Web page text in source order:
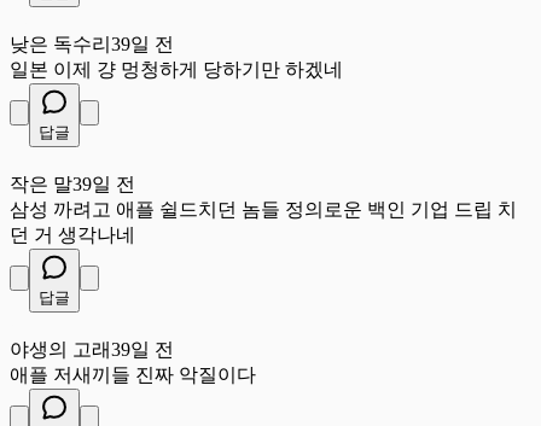
낮은 독수리 39일 전
일본 이제 걍 멍청하게 당하기만 하겠네
답글
작은 말39일 전
삼성 까려고 애플 쉴드치던 놈들 정의로운 백인 기업 드립 치
던 거 생각나네
답글
야생의 고래39일 전
애플 저새끼들 진짜 악질이다